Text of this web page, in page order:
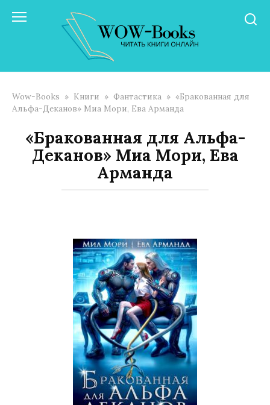
Wow-Books » Книги » Фантастика » «Бракованная для
Альфа-Деканов» Миа Мори, Ева Арманда
«Бракованная для Альфа-
Деканов» Миа Мори, Ева
Арманда